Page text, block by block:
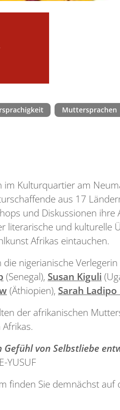
Muttersprachen
im Kulturquartier am
aus 17
und Diskussionen
literarische und kulturelle
Afrikas eintauchen.
nigerianische
(Senegal), Susan Kiguli
(Äthiopien), Sarah
der afrikanischen
Gefühl von Selbstliebe
YUSUF
finden Sie demnächst auf